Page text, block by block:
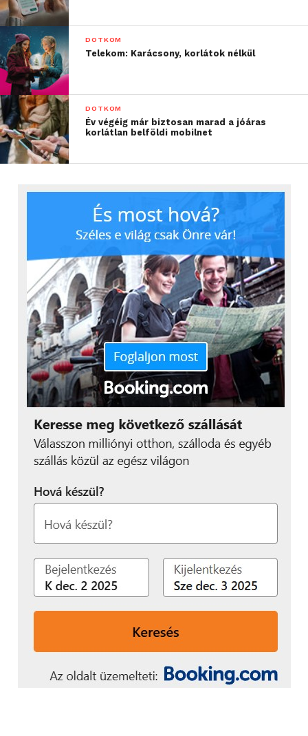
DOTKOM
Telekom: Karácsony, korlátok nélkül
DOTKOM
Év végéig már biztosan marad a jóáras
korlátlan belföldi mobilnet